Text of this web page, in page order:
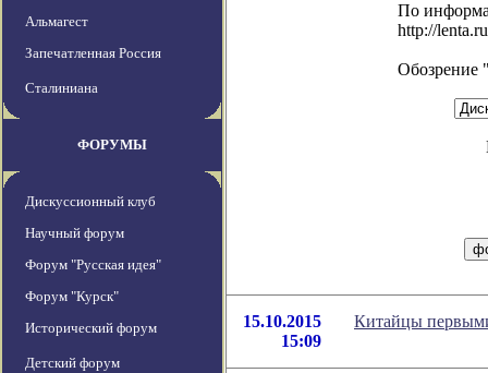
Альмагест
Запечатленная Россия
Сталиниана
ФОРУМЫ
Дискуссионный клуб
Научный форум
Форум "Русская идея"
Форум "Курск"
Исторический форум
Детский форум
По
http://
Обозрение
15.10.2015
15:09
Китайцы